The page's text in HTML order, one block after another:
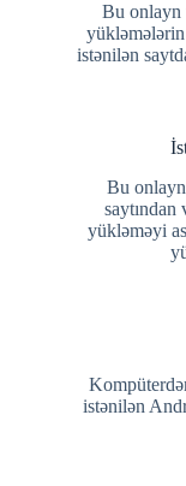
Bu onlayn
yükləmələrin
istənilən
Bu
yükləməyi
istənilən